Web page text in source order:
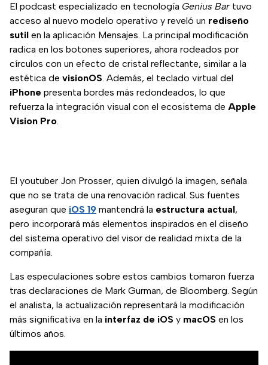
El podcast especializado en tecnología Genius Bar tuvo
acceso al nuevo modelo operativo y reveló un rediseño
sutil en la aplicación Mensajes. La principal modificación
radica en los botones superiores, ahora rodeados por
círculos con un efecto de cristal reflectante, similar a la
estética de visionOS. Además, el teclado virtual del
iPhone presenta bordes más redondeados, lo que
refuerza la integración visual con el ecosistema de Apple
Vision Pro.
El youtuber Jon Prosser, quien divulgó la imagen, señala
que no se trata de una renovación radical. Sus fuentes
aseguran que iOS 19 mantendrá la estructura actual,
pero incorporará más elementos inspirados en el diseño
del sistema operativo del visor de realidad mixta de la
compañía.
Las especulaciones sobre estos cambios tomaron fuerza
tras declaraciones de Mark Gurman, de Bloomberg. Según
el analista, la actualización representará la modificación
más significativa en la interfaz de iOS y macOS en los
últimos años.